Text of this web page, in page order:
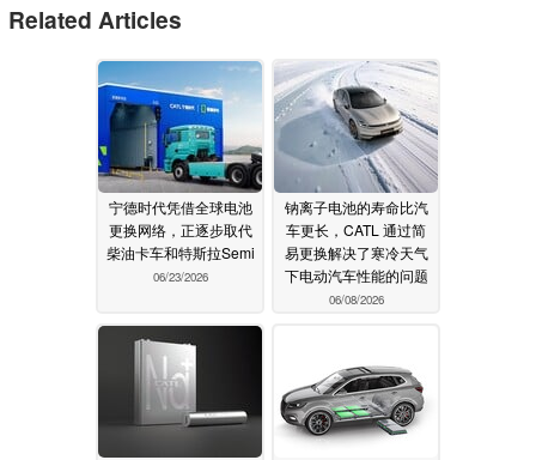
Related Articles
宁德时代凭借全球电池
更换网络，正逐步取代
柴油卡车和特斯拉Semi
06/23/2026
钠离子电池的寿命比汽
车更长，CATL 通过简
易更换解决了寒冷天气
下电动汽车性能的问题
06/08/2026